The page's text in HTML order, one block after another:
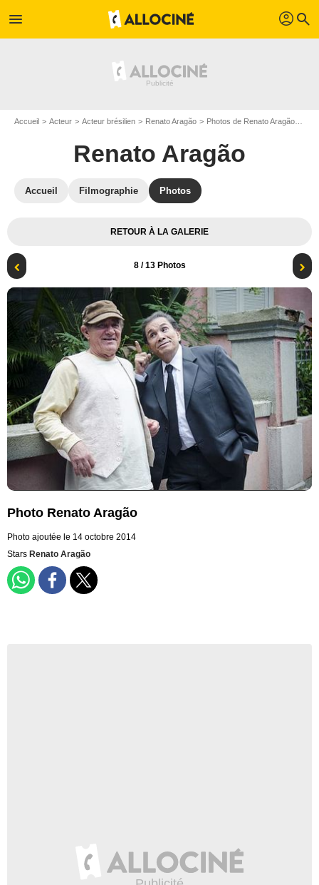
menu profil search
Accueil Acteur Acteur brésilien Renato Aragão Photos de Renato Aragão
Renato Aragão
Accueil Filmographie Photos
RETOUR À LA GALERIE
8/ 13 Photos
Photo Renato Aragão
Photo ajoutée le 14 octobre 2014
Stars Renato Aragão